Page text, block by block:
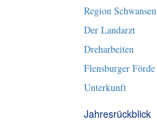
Region Schwansen
Der Landarzt
Dreharbeiten
Flensburger Förde
Unterkunft
Jahresrückblick